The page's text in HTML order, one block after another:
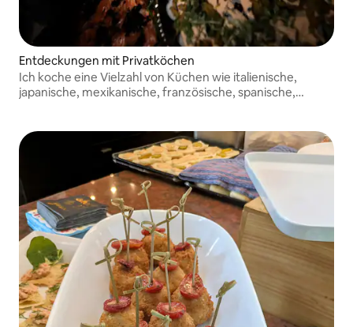
Entdeckungen mit Privatköchen
Ich koche eine Vielzahl von Küchen wie italienische,
japanische, mexikanische, französische, spanische,
Essensanfrage kuratieren :)